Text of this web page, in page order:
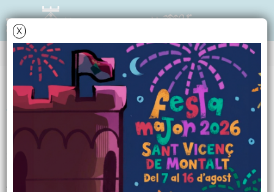
X
GUIA D'EMPRESES I COMERÇ
YUME SUSHI
RESTAURACIÓ
RESTAURANT JAPONÈS